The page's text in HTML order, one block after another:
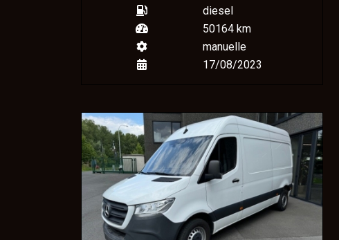
diesel
50164 km
manuelle
17/08/2023